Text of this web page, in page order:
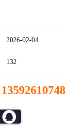
2026-02-04
132
13592610748